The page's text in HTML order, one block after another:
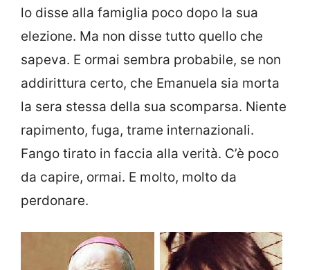
lo disse alla famiglia poco dopo la sua
elezione. Ma non disse tutto quello che
sapeva. E ormai sembra probabile, se non
addirittura certo, che Emanuela sia morta
la sera stessa della sua scomparsa. Niente
rapimento, fuga, trame internazionali.
Fango tirato in faccia alla verità. C’è poco
da capire, ormai. E molto, molto da
perdonare.